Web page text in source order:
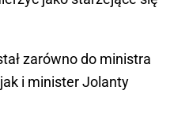
zarówno do ministra
i minister Jolanty